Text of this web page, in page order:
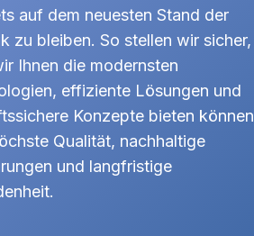
auf dem neuesten Stand der
zu bleiben. So stellen wir sicher,
Ihnen die modernsten
effiziente Lösungen und
Konzepte bieten können
Qualität, nachhaltige
und langfristige